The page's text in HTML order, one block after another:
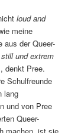
loud and
meine
aus der Queer-
still und extrem
denkt Pree.
Schulfreunde
lang
und von Pree
Queer-
machen, ist sie